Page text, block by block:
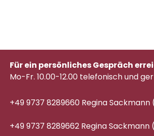
Für ein persönliches Gespräch
Mo-Fr. 10.00-12.00 telefonischund
+49 9737 8289660 Regina
+49 9737 8289662 Regina